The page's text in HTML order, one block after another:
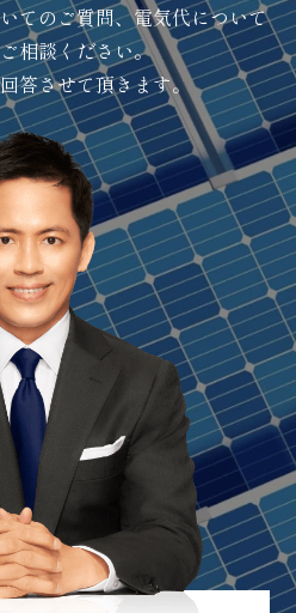
てのご質問、電気代について
相談ください。
答させて頂きます。